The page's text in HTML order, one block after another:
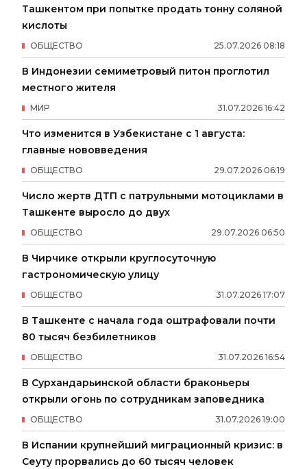
Ташкентом при попытке продать тонну соляной
кислоты
25.07.2026 08:18
ОБЩЕСТВО
В Индонезии семиметровый питон проглотил
местного жителя
31.07.2026 16:42
МИР
Что изменится в Узбекистане с 1 августа:
главные нововведения
29.07.2026 06:19
ОБЩЕСТВО
Число жертв ДТП с патрульными мотоциклами в
Ташкенте выросло до двух
29.07.2026 06:50
ОБЩЕСТВО
В Чирчике открыли круглосуточную
гастрономическую улицу
31.07.2026 17:07
ОБЩЕСТВО
В Ташкенте с начала года оштрафовали почти
80 тысяч безбилетников
31.07.2026 16:54
ОБЩЕСТВО
В Сурхандарьинской области браконьеры
открыли огонь по сотрудникам заповедника
31.07.2026 19:00
ОБЩЕСТВО
В Испании крупнейший миграционный кризис: в
Сеуту прорвались до 60 тысяч человек